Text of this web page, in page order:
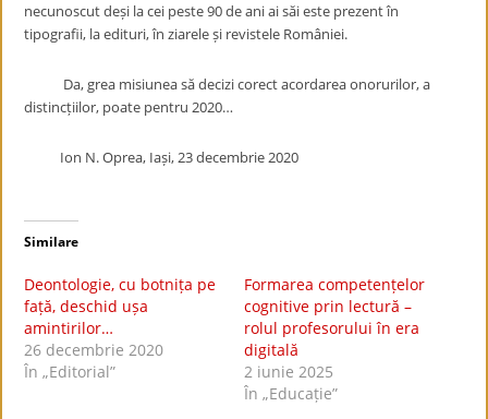
necunoscut deși la cei peste 90 de ani ai săi este prezent în
tipografii, la edituri, în ziarele și revistele României.
Da, grea misiunea să decizi corect acordarea onorurilor, a
distincțiilor, poate pentru 2020…
Ion N. Oprea, Iași, 23 decembrie 2020
Similare
Deontologie, cu botnița pe
față, deschid ușa
amintirilor…
26 decembrie 2020
În „Editorial”
Formarea competențelor
cognitive prin lectură –
rolul profesorului în era
digitală
2 iunie 2025
În „Educație”